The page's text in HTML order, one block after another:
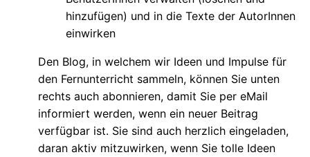
hinzufügen) und in die Texte der AutorInnen
einwirken
Den Blog, in welchem wir Ideen und Impulse für
den Fernunterricht sammeln, können Sie unten
rechts auch abonnieren, damit Sie per eMail
informiert werden, wenn ein neuer Beitrag
verfügbar ist. Sie sind auch herzlich eingeladen,
daran aktiv mitzuwirken, wenn Sie tolle Ideen